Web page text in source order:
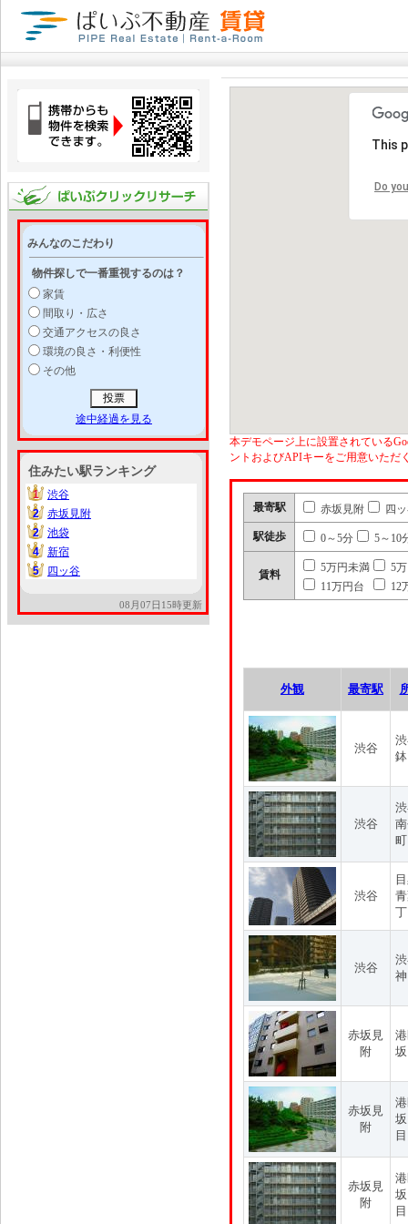
みんなのこだわり
物件探しで一番重視するのは？
家賃
間取り・広さ
交通アクセスの良さ
環境の良さ・利便性
その他
途中経過を見る
住みたい駅ランキング
1
1
渋谷
2
2
赤坂見附
2
2
池袋
4
4
新宿
5
5 四ッ谷
08月07日15時更新
This
Do
本デモページ上に設置されている
ントおよびAPIキーをご用意いただ
最寄駅 赤坂見附 四
駅徒歩 0～5分 5～10
賃料
5万円未満
5
11万円台
12
外観 最寄駅
渋谷
渋谷
渋谷
渋谷
赤坂見
附
赤坂見
附
目
赤坂見
附
目